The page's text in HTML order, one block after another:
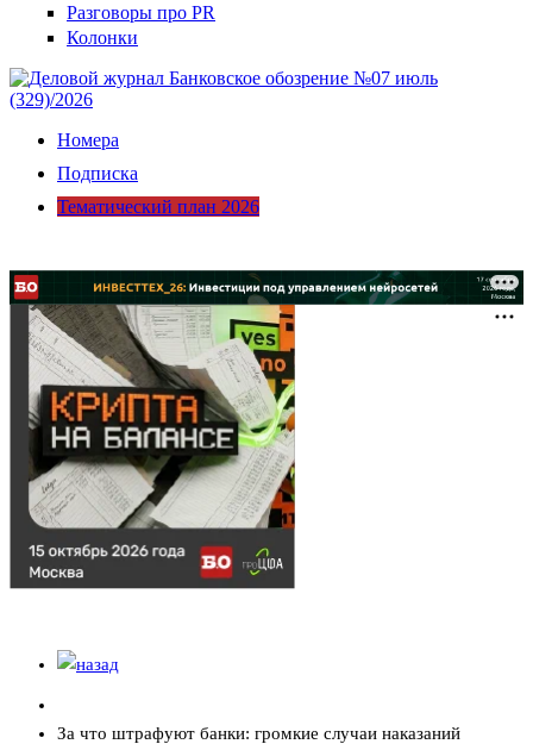
Разговоры про PR
Колонки
Номера
Подписка
Тематический план 2026
За что штрафуют банки: громкие случаи наказаний